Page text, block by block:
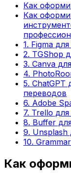
Как
Как
1. Figma
2. TGShop
3. Canva
4.
5. ChatGPT
переводов
6. Adobe
7. Trello
8. Buffer
9. Unsplash
10.
Как